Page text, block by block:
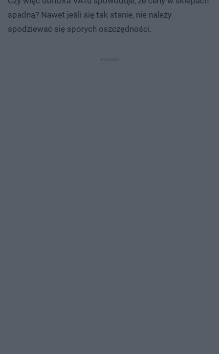
spadną? Nawet jeśli się tak stanie, nie należy
spodziewać się sporych oszczędności.